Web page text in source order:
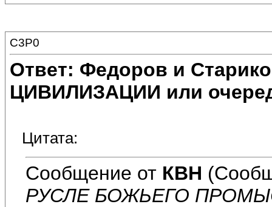
C3P0
Ответ: Федоров и
ЦИВИЛИЗАЦИИ или
Цитата:
Сообщение от КВН
РУСЛЕ БОЖЬЕГО